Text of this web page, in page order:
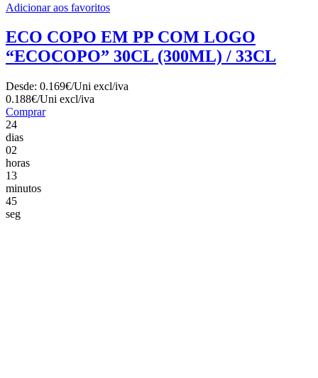
Adicionar aos favoritos
ECO COPO EM PP COM LOGO
“ECOCOPO” 30CL (300ML) / 33CL
Desde: 0.169€/Uni excl/iva
0.188€/Uni excl/iva
Comprar
24
dias
02
horas
13
minutos
43
seg